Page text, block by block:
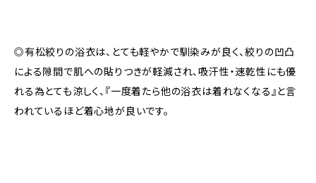
◎有松絞りの浴衣は、とても軽やかで馴染みが良く、絞りの凹凸
による隙間で肌への貼りつきが軽減され、吸汗性・速乾性にも優
れる為とても涼しく、『一度着たら他の浴衣は着れなくなる』と言
われているほど着心地が良いです。